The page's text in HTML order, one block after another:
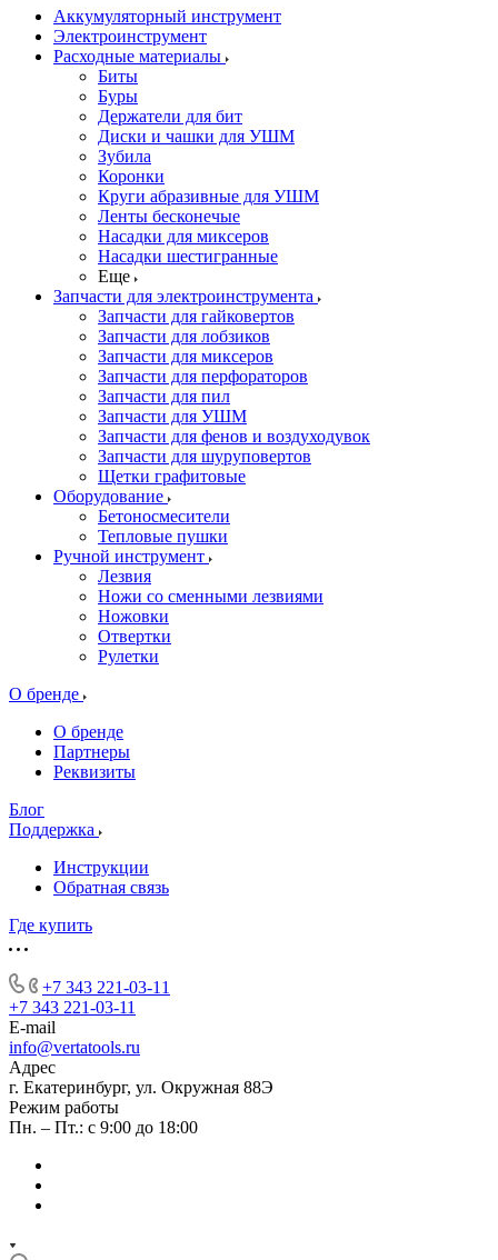
Аккумуляторный инструмент
Электроинструмент
Расходные материалы
Биты
Буры
Держатели для бит
Диски и чашки для УШМ
Зубила
Коронки
Круги абразивные для УШМ
Ленты бесконечые
Насадки для миксеров
Насадки шестигранные
Еще
Запчасти для электроинструмента
Запчасти для гайковертов
Запчасти для лобзиков
Запчасти для миксеров
Запчасти для перфораторов
Запчасти для пил
Запчасти для УШМ
Запчасти для фенов и воздуходувок
Запчасти для шуруповертов
Щетки графитовые
Оборудование
Бетоносмесители
Тепловые пушки
Ручной инструмент
Лезвия
Ножи со сменными лезвиями
Ножовки
Отвертки
Рулетки
О бренде
О бренде
Партнеры
Реквизиты
Блог
Поддержка
Инструкции
Обратная связь
Где купить
+7 343 221-03-11
+7 343 221-03-11
E-mail
info@vertatools.ru
Адрес
г. Екатеринбург, ул. Окружная 88Э
Режим работы
Пн. – Пт.: с 9:00 до 18:00